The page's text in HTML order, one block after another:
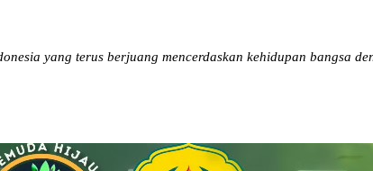
yang terus berjuang mencerdaskan kehidupan bangsa